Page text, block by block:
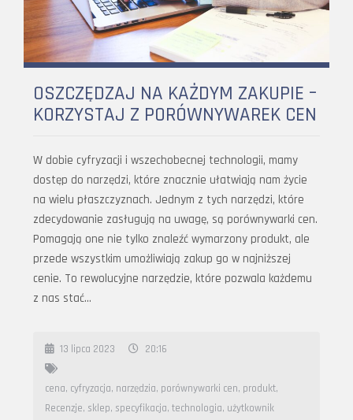
OSZCZĘDZAJ NA KAŻDYM ZAKUPIE –
KORZYSTAJ Z PORÓWNYWAREK CEN
W dobie cyfryzacji i wszechobecnej technologii, mamy
dostęp do narzędzi, które znacznie ułatwiają nam życie
na wielu płaszczyznach. Jednym z tych narzędzi, które
zdecydowanie zasługują na uwagę, są porównywarki cen.
Pomagają one nie tylko znaleźć wymarzony produkt, ale
przede wszystkim umożliwiają zakup go w najniższej
cenie. To rewolucyjne narzędzie, które pozwala każdemu
z nas stać…
13 lipca 2023 20:16
cena, cyfryzacja, narzędzia, porównywarki cen, produkt,
Recenzje, sklep, specyfikacja, technologia, użytkownik